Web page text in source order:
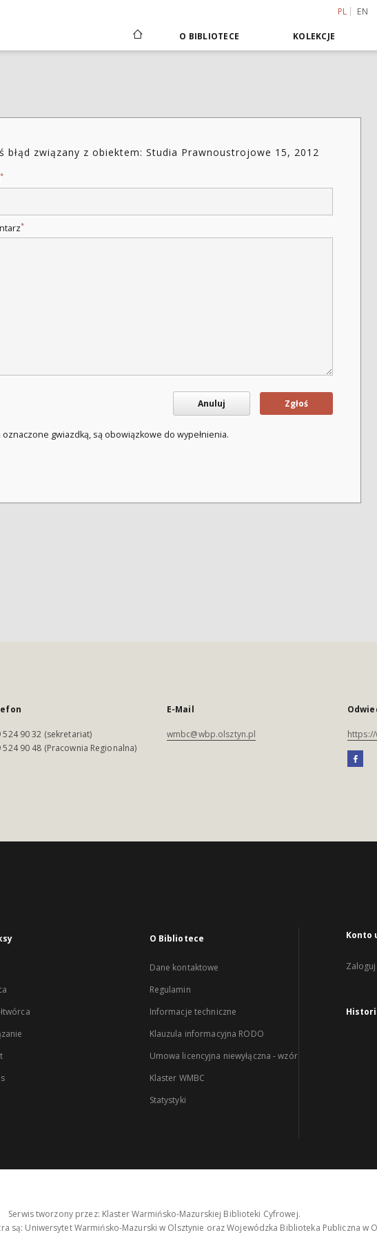
PL EN
O BIBLIOTECE KOLEKCJE
błąd związany z obiektem: Studia Prawnoustrojowe 15, 2012
*
*
Anuluj Zgłoś
oznaczone gwiazdką, są obowiązkowe do wypełnienia.
524 90 32 (sekretariat)
524 90 48 (Pracownia Regionalna)
E-Mail
wmbc@wbp.olsztyn.pl
O Bibliotece
Dane kontaktowe
Regulamin
Informacje techniczne
Klauzula informacyjna RODO
Umowa licencyjna niewyłączna - wzór
Klaster WMBC
Statystyki
Konto
Serwis tworzony przez: Klaster Warmińsko-Mazurskiej Biblioteki Cyfrowej.
są: Uniwersytet Warmińsko-Mazurski w Olsztynie oraz Wojewódzka Biblioteka Publiczna w